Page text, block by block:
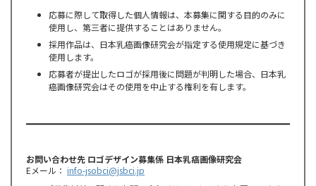
応募に際して取得した個人情報は、本募集に関する目的のみに
使用し、第三者に提供することはありません。
採用作品は、日本乳癌画像研究会が指定する使用規定に基づき
使用します。
応募者が提出したロゴが採用後に問題が判明した場合、日本乳
癌画像研究会はその使用を中止する権利を有します。
お問い合わせ先 ロゴデザイン募集係 日本乳癌画像研究会
Eメール： info-jsobci@jsbci.jp